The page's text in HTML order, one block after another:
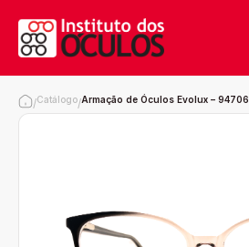
/Catálogo/Armação de Óculos Evolux – 94706